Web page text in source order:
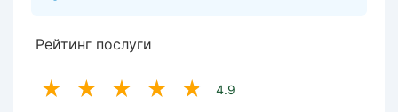
Рейтинг послуги
4.9